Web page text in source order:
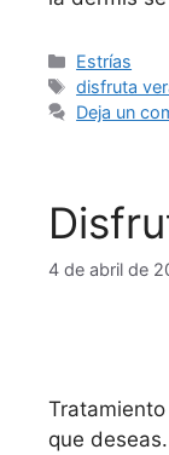
Estrías
disfruta
Deja un
4 de abril de
que